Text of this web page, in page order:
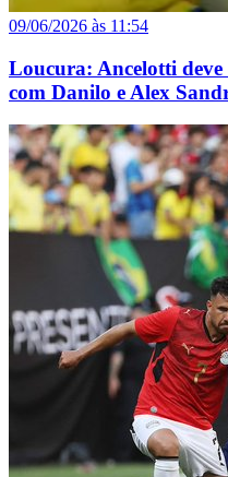
09/06/2026 às 11:54
Loucura: Ancelotti
com Danilo e Alex